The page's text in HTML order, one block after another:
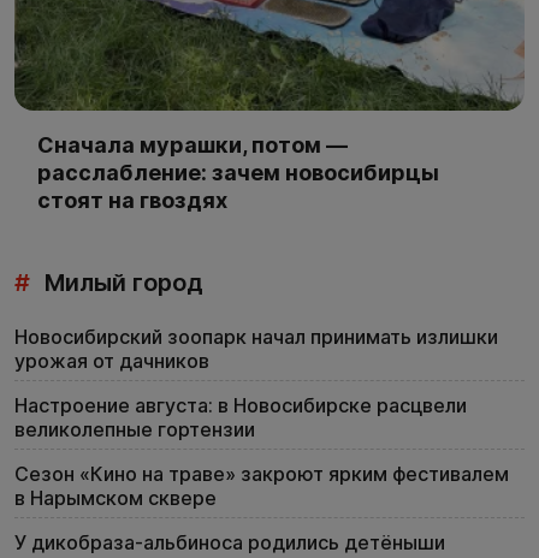
Сначала мурашки, потом —
расслабление: зачем новосибирцы
стоят на гвоздях
# Милый город
Новосибирский зоопарк начал принимать излишки
урожая от дачников
Настроение августа: в Новосибирске расцвели
великолепные гортензии
Сезон «Кино на траве» закроют ярким фестивалем
в Нарымском сквере
У дикобраза-альбиноса родились детёныши